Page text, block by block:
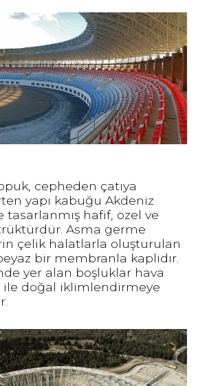
cepheden çatıya
yapı kabuğu Akdeniz
hafif, özel ve
Asma germe
çelik halatlarla oluşturulan
bir membranla kaplıdır.
yer alan boşluklar hava
ile doğal iklimlendirmeye